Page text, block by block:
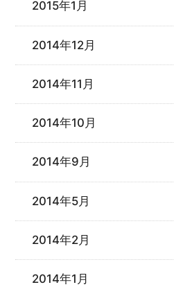
2015年1月
2014年12月
2014年11月
2014年10月
2014年9月
2014年5月
2014年2月
2014年1月